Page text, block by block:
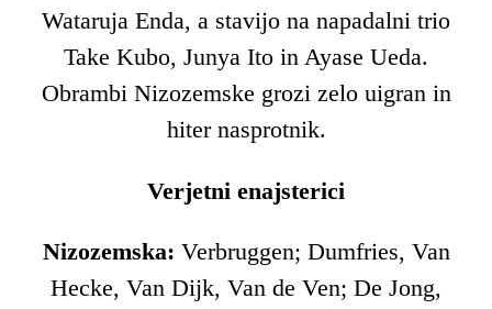
Wataruja Enda, a stavijo na napadalni trio
Take Kubo, Junya Ito in Ayase Ueda.
Obrambi Nizozemske grozi zelo uigran in
hiter nasprotnik.
Verjetni enajsterici
Nizozemska: Verbruggen; Dumfries, Van
Hecke, Van Dijk, Van de Ven; De Jong,